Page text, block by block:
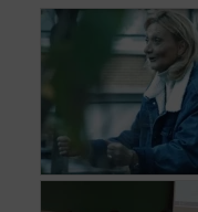
Mieux vivre avec la
migraine au
quotidien